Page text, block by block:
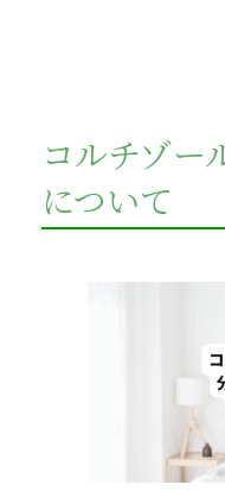
コルチゾー
について